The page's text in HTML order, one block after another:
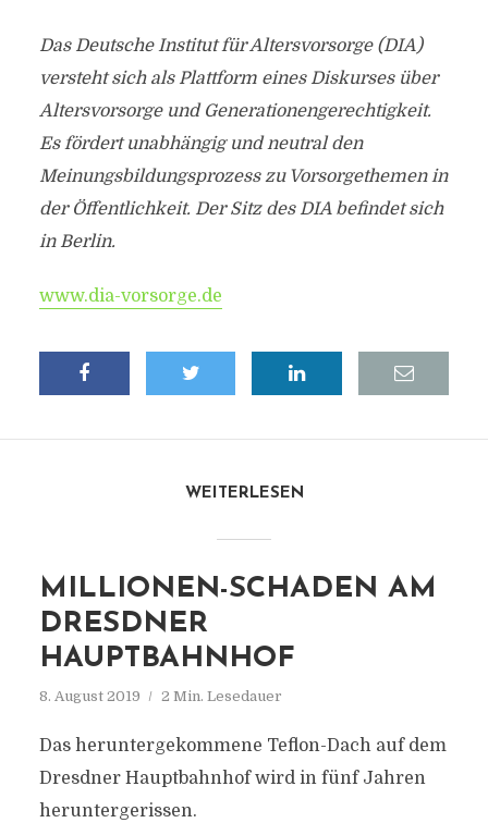
Das Deutsche Institut für Altersvorsorge (DIA)
versteht sich als Plattform eines Diskurses über
Altersvorsorge und Generationengerechtigkeit.
Es fördert unabhängig und neutral den
Meinungsbildungsprozess zu Vorsorgethemen in
der Öffentlichkeit. Der Sitz des DIA befindet sich
in Berlin.
www.dia-vorsorge.de
WEITERLESEN
MILLIONEN-SCHADEN AM
DRESDNER
HAUPTBAHNHOF
8. August 2019 2 Min. Lesedauer
Das heruntergekommene Teflon-Dach auf dem
Dresdner Hauptbahnhof wird in fünf Jahren
heruntergerissen.